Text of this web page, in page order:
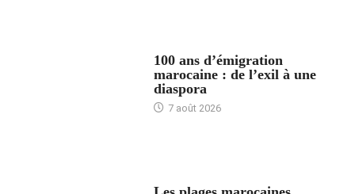
100 ans d’émigration
marocaine : de l’exil à une
diaspora
7 août 2026